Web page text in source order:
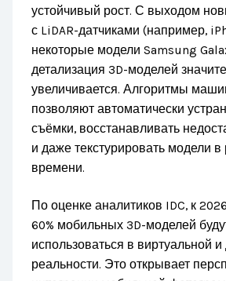
устойчивый рост. С выходом
с LiDAR-датчиками (например,
некоторые модели Samsung
детализация 3D-моделей
увеличивается. Алгоритмы
позволяют автоматически
съёмки, восстанавливать
и даже текстурировать модели
времени.
По оценке аналитиков IDC, к
60% мобильных 3D-моделей
использоваться в виртуальной
реальности. Это открывает